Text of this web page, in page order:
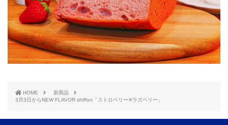
HOME
新商品
3月3日からNEW FLAVOR shiffon「ストロベリー✕ラズベリー」